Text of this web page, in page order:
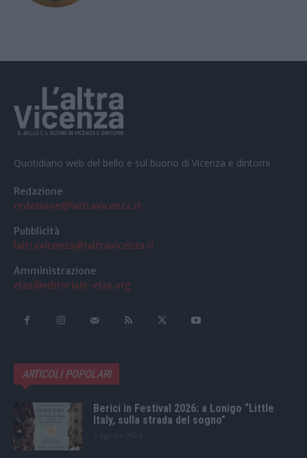
Quotidiano web del bello e sul buono di Vicenza e dintorni
Redazione
redazione@laltravicenza.it
Pubblicità
laltravicenza@laltravicenza.it
Amministrazione
elas@editoriale-elas.org
ARTICOLI POPOLARI
Berici in Festival 2026: a Lonigo “Little
Italy, sulla strada del sogno”